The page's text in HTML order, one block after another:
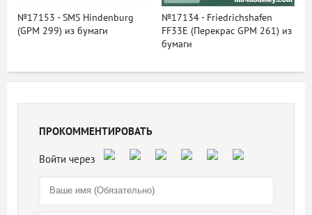
№17153 - SMS Hindenburg
(GPM 299) из бумаги
№17134 - Friedrichshafen
FF33E (Перекрас GPM 261) из
бумаги
ПРОКОММЕНТИРОВАТЬ